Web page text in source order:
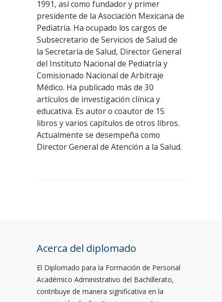
1991, así como fundador y primer
presidente de la Asociación Mexicana de
Pediatría. Ha ocupado los cargos de
Subsecretario de Servicios de Salud de
la Secretaría de Salud, Director General
del Instituto Nacional de Pediatría y
Comisionado Nacional de Arbitraje
Médico. Ha publicado más de 30
artículos de investigación clínica y
educativa. Es autor o coautor de 15
libros y varios capítulos de otros libros.
Actualmente se desempeña como
Director General de Atención a la Salud.
Acerca del diplomado
El Diplomado para la Formación de Personal
Académico Administrativo del Bachillerato,
contribuye de manera significativa en la